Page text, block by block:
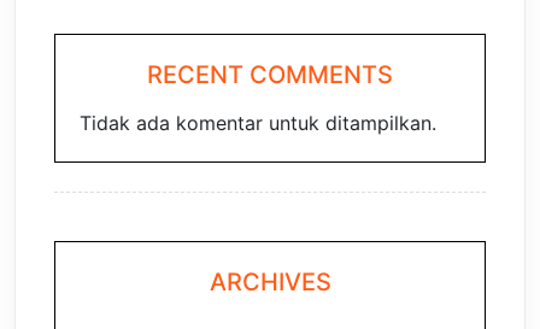
RECENT COMMENTS
Tidak ada komentar untuk ditampilkan.
ARCHIVES